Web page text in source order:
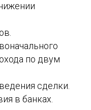
по двум
сделки.
в банках.